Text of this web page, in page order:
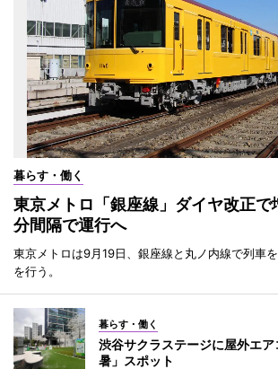
暮らす・働く
東京メトロ「銀座線」ダイヤ改正
分間隔で運行へ
東京メトロは9月19日、銀座線と丸ノ内線で列車
を行う。
暮らす・働く
渋谷サクラステージに屋外エ
暑」スポット